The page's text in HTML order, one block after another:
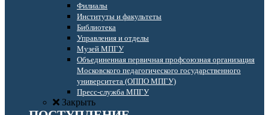
Филиалы
Институты и факультеты
Библиотека
Управления и отделы
Музей МПГУ
Объединенная первичная профсоюзная организация
Московского педагогического государственного
университета (ОППО МПГУ)
Пресс-служба МПГУ
Закрыть